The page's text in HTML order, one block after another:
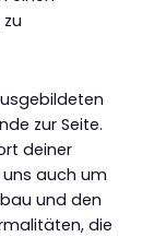
zur Seite.
deiner
auch um
und den
die